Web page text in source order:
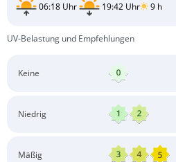
06:18 Uhr 19:42 Uhr 9 h
UV-Belastung und Empfehlungen
Keine
Niedrig
Mäßig